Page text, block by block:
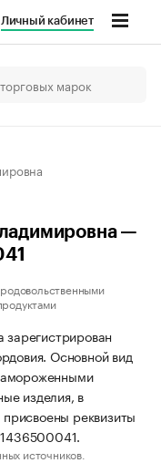
Личный кабинет
—
Основной вид
изделия, в
реквизиты
источников.